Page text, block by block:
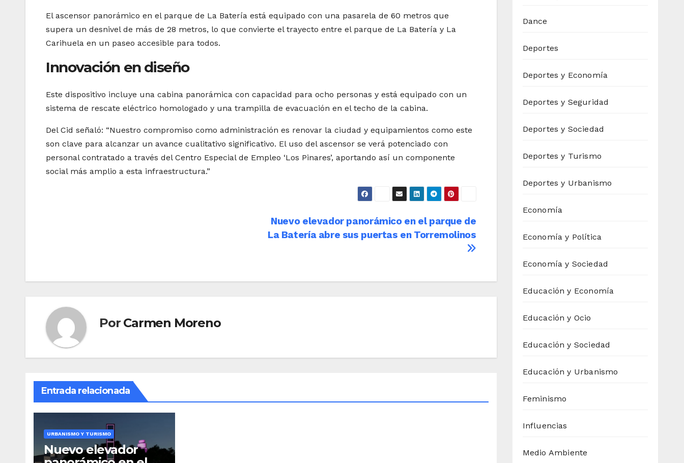
El ascensor panorámico en el parque de La Batería está equipado con una pasarela de 60 metros que
supera un desnivel de más de 28 metros, lo que convierte el trayecto entre el parque de La Batería y La
Carihuela en un paseo accesible para todos.
Innovación en diseño
Este dispositivo incluye una cabina panorámica con capacidad para ocho personas y está equipado con un
sistema de rescate eléctrico homologado y una trampilla de evacuación en el techo de la cabina.
Del Cid señaló: “Nuestro compromiso como administración es renovar la ciudad y equipamientos como este
son clave para alcanzar un avance cualitativo significativo. El uso del ascensor se verá potenciado con
personal contratado a través del Centro Especial de Empleo ‘Los Pinares’, aportando así un componente
social más amplio a esta infraestructura.”
Nuevo elevador panorámico en el parque de
La Batería abre sus puertas en Torremolinos
Por Carmen Moreno
Entrada relacionada
URBANISMO Y TURISMO
Nuevo elevador
Dance
Deportes
Deportes y Economía
Deportes y Seguridad
Deportes y Sociedad
Deportes y Turismo
Deportes y Urbanismo
Economía
Economía y Política
Economía y Sociedad
Educación y Economía
Educación y Ocio
Educación y Sociedad
Educación y Urbanismo
Feminismo
Influencias
Medio Ambiente